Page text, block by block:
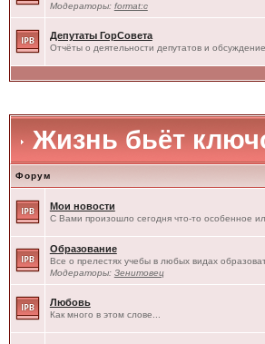
Модераторы: format:c
Депутаты ГорСовета
Отчёты о деятельности депутатов и
Жизнь бьёт
Форум
Мои новости
С Вами произошло сегодня что-то особенное
Образование
Все о прелестях учебы в любых видах
Модераторы: Зенитовец
Любовь
Как много в этом слове...